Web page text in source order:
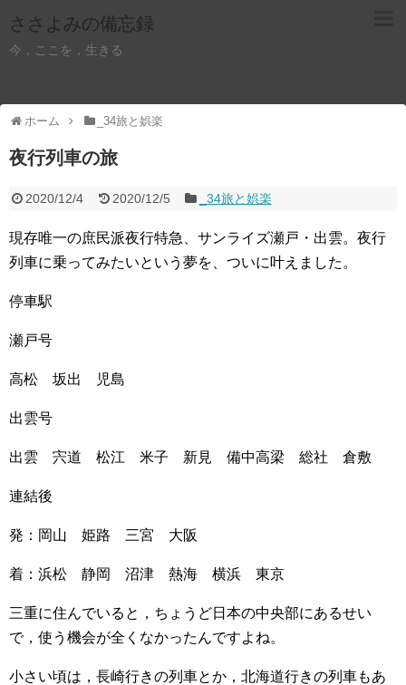
ささよみの備忘録
今，ここを，生きる
ホーム _34旅と娯楽
夜行列車の旅
2020/12/4 2020/12/5 _34旅と娯楽
現存唯一の庶民派夜行特急、サンライズ瀬戸・出雲。夜行
列車に乗ってみたいという夢を、ついに叶えました。
停車駅
瀬戸号
高松 坂出 児島
出雲号
出雲 宍道 松江 米子 新見 備中高梁 総社 倉敷
連結後
発：岡山 姫路 三宮 大阪
着：浜松 静岡 沼津 熱海 横浜 東京
三重に住んでいると，ちょうど日本の中央部にあるせい
で，使う機会が全くなかったんですよね。
小さい頃は，長崎行きの列車とか，北海道行きの列車もあ